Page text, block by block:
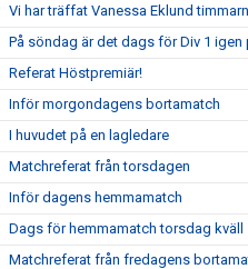
Vi har träffat Vanessa Eklund
På söndag är det dags för Div 1 igen
Referat Höstpremiär!
Inför morgondagens bortamatch
I huvudet på en lagledare
Matchreferat från torsdagen
Inför dagens hemmamatch
Dags för hemmamatch torsdag kväll
Matchreferat från fredagens